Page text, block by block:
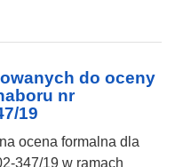
do oceny
nr
19
ocena formalna dla
347/19 w ramach